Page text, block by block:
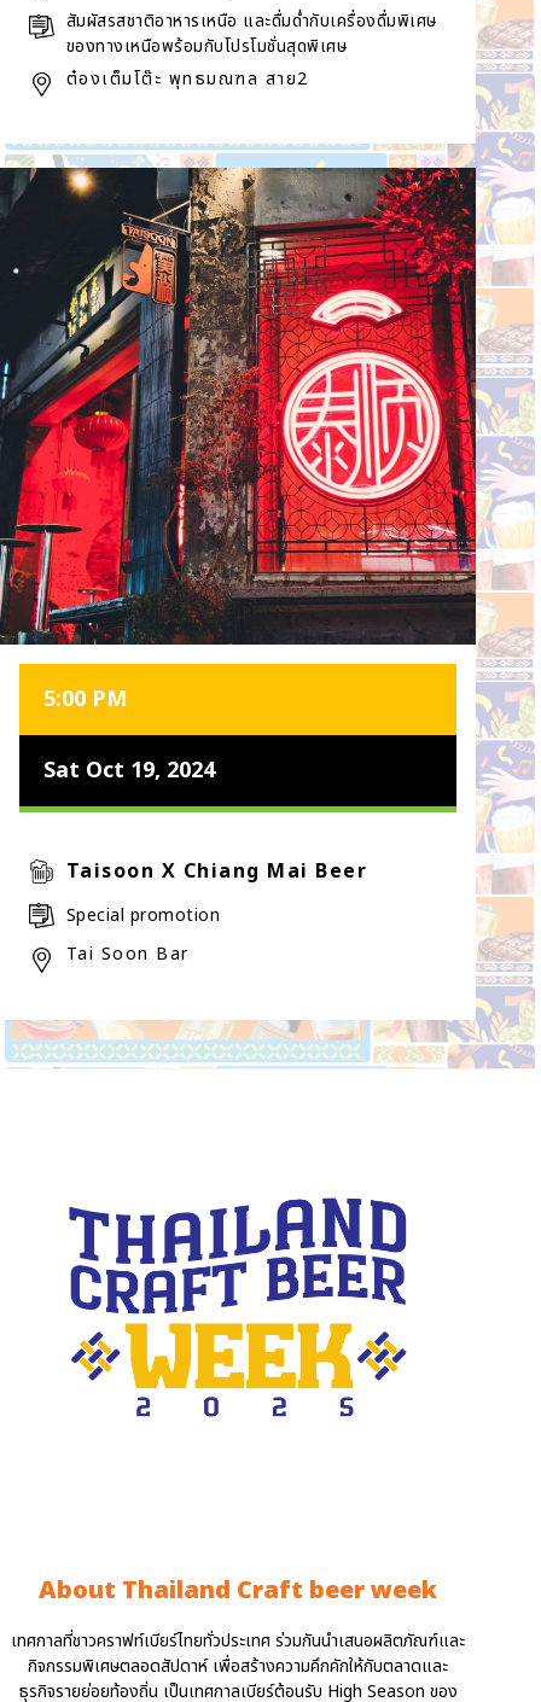
สัมผัสรสชาติอาหารเหนือ และดื่มด่ำกับเครื่องดื่มพิเศษ
ของทางเหนือพร้อมกับโปรโมชั่นสุดพิเศษ
ต๋องเต็มโต๊ะ พุทธมณฑล สาย2
5:00 PM
Sat Oct 19, 2024
Taisoon X Chiang Mai Beer
Special promotion
Tai Soon Bar
About Thailand Craft beer week
เทศกาลที่ชาวคราฟท์เบียร์ไทยทั่วประเทศ ร่วมกันนำเสนอผลิตภัณฑ์และ
กิจกรรมพิเศษตลอดสัปดาห์ เพื่อสร้างความคึกคักให้กับตลาดและ
ธุรกิจรายย่อยท้องถิ่น เป็นเทศกาลเบียร์ต้อนรับ High Season ของ